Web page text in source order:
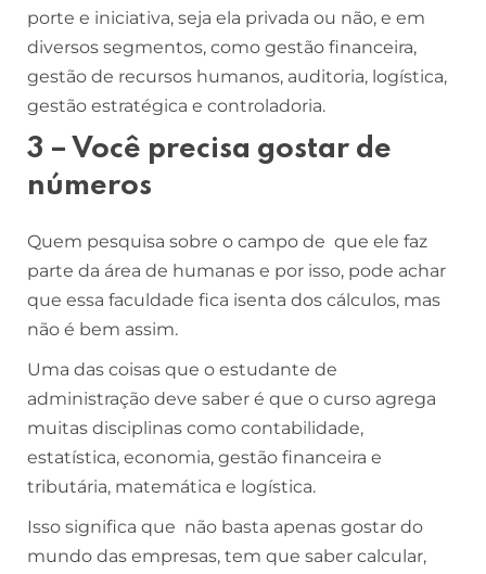
porte e iniciativa, seja ela privada ou não, e em
diversos segmentos, como gestão financeira,
gestão de recursos humanos, auditoria, logística,
gestão estratégica e controladoria.
3 – Você precisa gostar de
números
Quem pesquisa sobre o campo de que ele faz
parte da área de humanas e por isso, pode achar
que essa faculdade fica isenta dos cálculos, mas
não é bem assim.
Uma das coisas que o estudante de
administração deve saber é que o curso agrega
muitas disciplinas como contabilidade,
estatística, economia, gestão financeira e
tributária, matemática e logística.
Isso significa que não basta apenas gostar do
mundo das empresas, tem que saber calcular,